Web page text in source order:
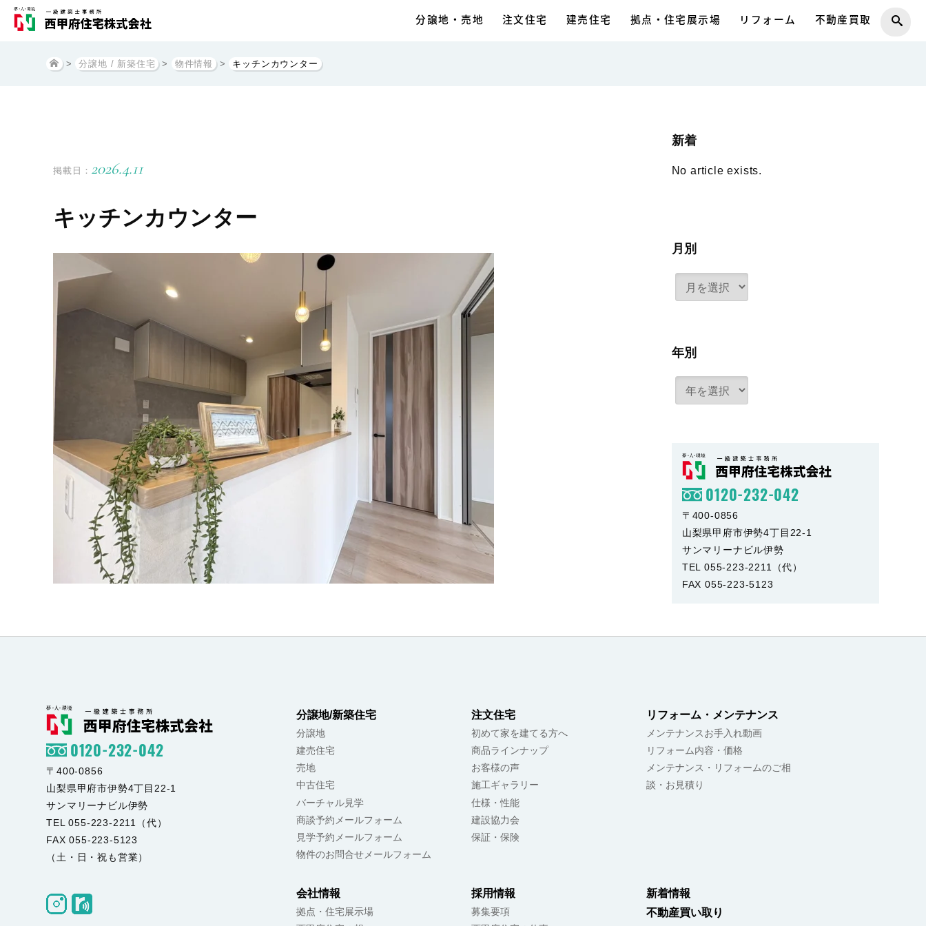
分譲地・売地 注文住宅 建売住宅 拠点・住宅展示場 リフォーム 不動産買取
> 分譲地 / 新築住宅 > 物件情報 > キッチンカウンター
掲載日： 2026.4.11
キッチンカウンター
新着
No article exists.
月別
年別
0120-232-042
〒400-0856
山梨県甲府市伊勢4丁目22-1
サンマリーナビル伊勢
TEL 055-223-2211（代）
FAX 055-223-5123
分譲地/新築住宅
分譲地
建売住宅
売地
中古住宅
バーチャル見学
商談予約メールフォーム
見学予約メールフォーム
物件のお問合せメールフォーム
注文住宅
初めて家を建てる方へ
商品ラインナップ
お客様の声
施工ギャラリー
仕様・性能
建設協力会
保証・保険
リフォーム・メンテナンス
メンテナンスお手入れ動画
リフォーム内容・価格
メンテナンス・リフォームのご相
談・お見積り
会社情報
拠点・住宅展示場
採用情報
募集要項
新着情報
不動産買い取り
0120-232-042
〒400-0856
山梨県甲府市伊勢4丁目22-1
サンマリーナビル伊勢
TEL 055-223-2211（代）
FAX 055-223-5123
（土・日・祝も営業）